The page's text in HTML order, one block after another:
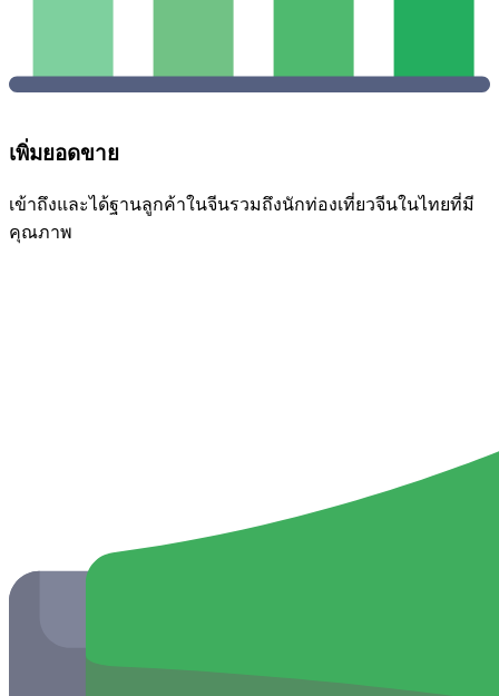
เพิ่มยอดขาย
เข้าถึงและได้ฐานลูกค้าในจีนรวมถึงนักท่องเที่ยวจีนในไทยที่มี
คุณภาพ